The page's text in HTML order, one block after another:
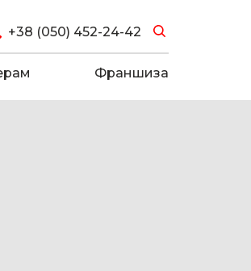
+38 (050) 452-24-42
Франшиза